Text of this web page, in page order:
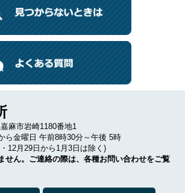
麻市岩崎1180番地1
ら金曜日 午前8時30分～午後 5時
12月29日から1月3日は除く)
せん。ご連絡の際は、各種お問い合わせをご覧